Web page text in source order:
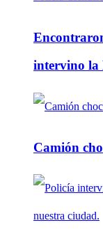
intervino la
Camión